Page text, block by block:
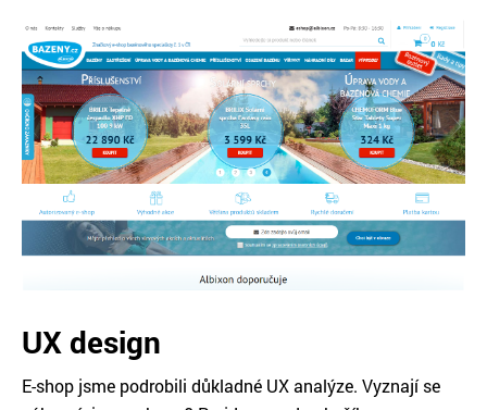
UX design
E-shop jsme podrobili důkladné UX analýze. Vyznají se